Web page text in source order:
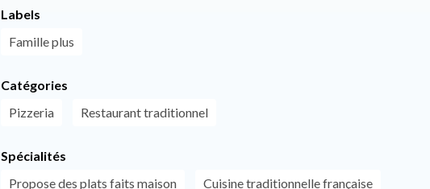
Labels
Famille plus
Catégories
Pizzeria
Restaurant traditionnel
Spécialités
Propose des plats faits maison
Cuisine traditionnelle française